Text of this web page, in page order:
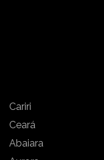
Cariri
Ceará
Abaiara